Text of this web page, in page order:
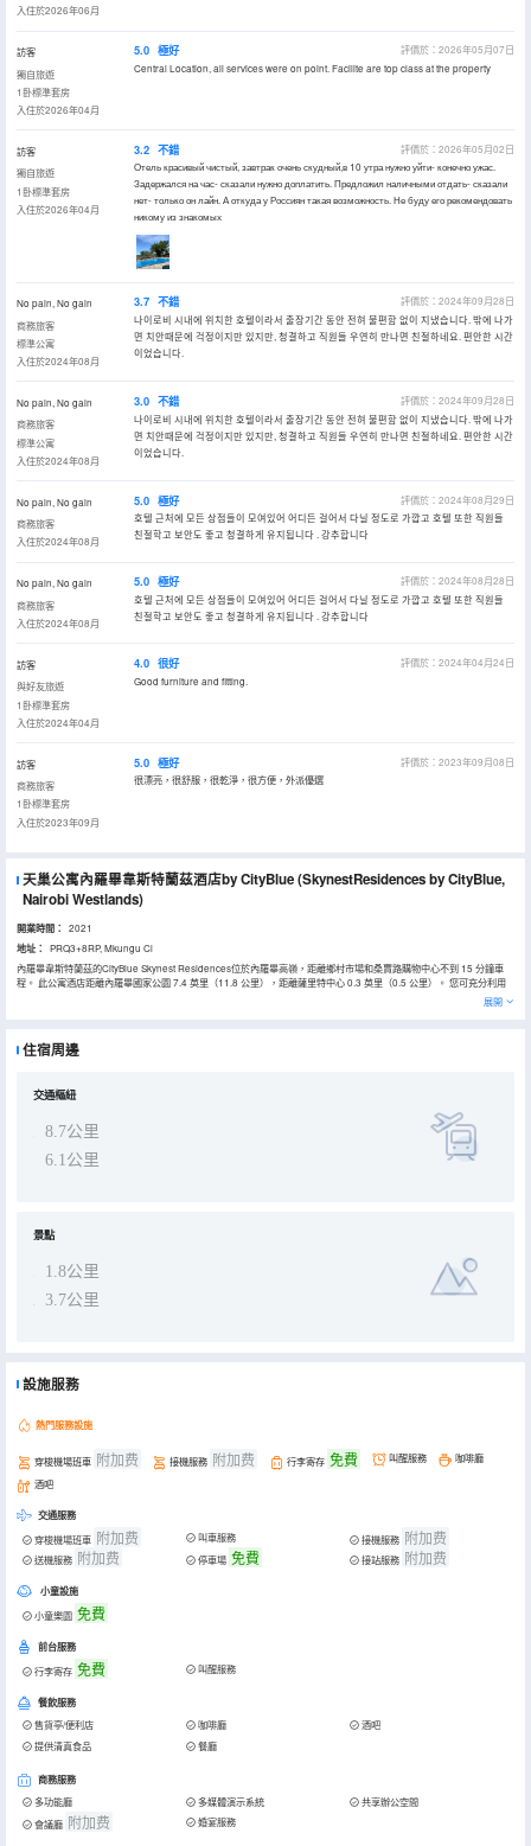
入住於2026年06月
訪客
獨自旅遊
1卧標準套房
入住於2026年04月
5.0 極好
評價於：2026年05月07日
Central Location, all services were on point. Facilite are top class at the property
訪客
獨自旅遊
1卧標準套房
入住於2026年04月
3.2 不錯
評價於：2026年05月02日
Отель красивый чистый, завтрак очень скудный,в 10 утра нужно уйти- конечно ужас.
Задержался на час- сказали нужно доплатить. Предложил наличными отдать- сказали
нет- только он лайн. А откуда у Россиян такая возможность. Не буду его рекомендовать
никому из знакомых
No pain, No gain
商務旅客
標準公寓
入住於2024年08月
3.7 不錯
評價於：2024年09月28日
나이로비 시내에 위치한 호텔이라서 출장기간 동안 전혀 불편함 없이 지냈습니다. 밖에 나가
면 치안때문에 걱정이지만 있지만, 청결하고 직원들 우연히 만나면 친절하네요. 편안한 시간
이었습니다.
No pain, No gain
商務旅客
標準公寓
入住於2024年08月
3.0 不錯
評價於：2024年09月28日
나이로비 시내에 위치한 호텔이라서 출장기간 동안 전혀 불편함 없이 지냈습니다. 밖에 나가
면 치안때문에 걱정이지만 있지만, 청결하고 직원들 우연히 만나면 친절하네요. 편안한 시간
이었습니다.
No pain, No gain
商務旅客
入住於2024年08月
5.0 極好
評價於：2024年08月29日
호텔 근처에 모든 상점들이 모여있어 어디든 걸어서 다닐 정도로 가깝고 호텔 또한 직원들
친절학고 보안도 좋고 청결하게 유지됩니다 . 강추합니다
No pain, No gain
商務旅客
入住於2024年08月
5.0 極好
評價於：2024年08月28日
호텔 근처에 모든 상점들이 모여있어 어디든 걸어서 다닐 정도로 가깝고 호텔 또한 직원들
친절학고 보안도 좋고 청결하게 유지됩니다 . 강추합니다
訪客
與好友旅遊
1卧標準套房
入住於2024年04月
4.0 很好
評價於：2024年04月24日
Good furniture and fitting.
訪客
商務旅客
1卧標準套房
入住於2023年09月
5.0 極好
評價於：2023年09月08日
很漂亮，很舒服，很乾淨，很方便，外派優選
天巢公寓內羅畢韋斯特蘭茲酒店by CityBlue(SkynestResidences by CityBlue,
Nairobi Westlands)
開業時間： 2021
地址：
PRQ3+8RP, Mkungu Cl
內羅畢韋斯特蘭茲的CityBlue Skynest Residences位於內羅畢高嶺，距離鄉村市場和桑賈路購物中心不到 15 分鐘車
程。 此公寓酒店距離內羅畢國家公園 7.4 英里（11.8 公里），距離薩里特中心 0.3 英里（0.5 公里）。 您可充分利用
室外游泳池和健身中心等度假設施。 您可以到餐廳享用一頓美餐；也可去公寓酒店的咖啡館吃些點心。您可以到酒吧/酒
廊，點一杯喜歡的飲品，暢飲一番。每日 07:00 至 10:00 提供免費的自助早餐。 特色服務/設施包括豪華轎車或公務車
中找到家的舒適。您的客房備有記憶海綿床墊卧床。帶有收費電視頻道的 48英寸液晶電視可滿足您的娛樂需求；同時提
展開
住宿周邊
交通樞紐
8.7公里
6.1公里
景點
1.8公里
3.7公里
設施服務
熱門服務設施
穿梭機場班車 附加费 接機服務 附加费 行李寄存 免費 叫醒服務
咖啡廳
酒吧
交通服務
穿梭機場班車 附加费 叫車服務 接機服務 附加费
送機服務 附加费 停車場 免費 接站服務 附加费
小童設施
小童樂園 免費
前台服務
行李寄存 免費 叫醒服務
餐飲服務
售貨亭/便利店 咖啡廳
酒吧
提供清真食品
餐廳
商務服務
多功能廳 多媒體演示系統
共享辦公空間
會議廳 附加费 婚宴服務